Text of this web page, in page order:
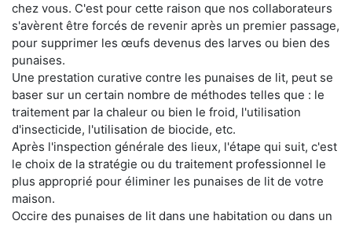
chez vous. C'est pour cette raison que nos collaborateurs
s'avèrent être forcés de revenir après un premier passage,
pour supprimer les œufs devenus des larves ou bien des
punaises.
Une prestation curative contre les punaises de lit, peut se
baser sur un certain nombre de méthodes telles que : le
traitement par la chaleur ou bien le froid, l'utilisation
d'insecticide, l'utilisation de biocide, etc.
Après l'inspection générale des lieux, l'étape qui suit, c'est
le choix de la stratégie ou du traitement professionnel le
plus approprié pour éliminer les punaises de lit de votre
maison.
Occire des punaises de lit dans une habitation ou dans un